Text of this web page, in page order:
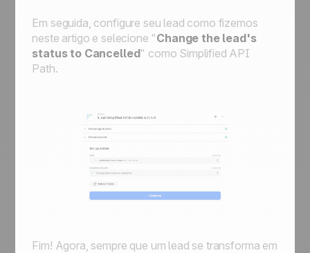
Em seguida, configure seu lead como fizemos
neste artigo e selecione "Change the lead's
status to Cancelled" como Simplified API
Path.
Fim! Agora, sempre que um lead se transforma em